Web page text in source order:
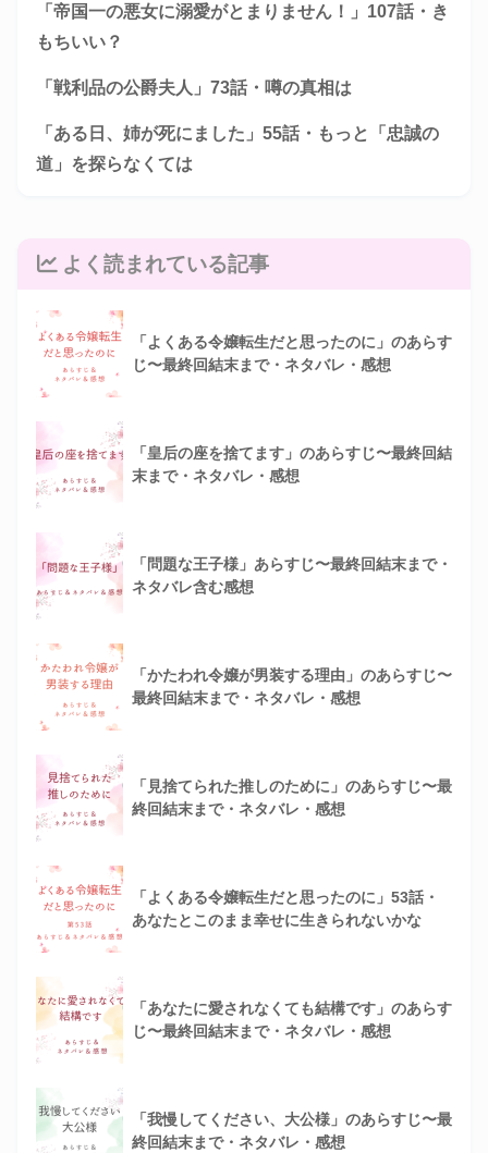
「帝国一の悪女に溺愛がとまりません！」107話・き
もちいい？
「戦利品の公爵夫人」73話・噂の真相は
「ある日、姉が死にました」55話・もっと「忠誠の
道」を探らなくては
よく読まれている記事
「よくある令嬢転生だと思ったのに」のあらす
じ〜最終回結末まで・ネタバレ・感想
「皇后の座を捨てます」のあらすじ〜最終回結
末まで・ネタバレ・感想
「問題な王子様」あらすじ〜最終回結末まで・
ネタバレ含む感想
「かたわれ令嬢が男装する理由」のあらすじ〜
最終回結末まで・ネタバレ・感想
「見捨てられた推しのために」のあらすじ〜最
終回結末まで・ネタバレ・感想
「よくある令嬢転生だと思ったのに」53話・
あなたとこのまま幸せに生きられないかな
「あなたに愛されなくても結構です」のあらす
じ〜最終回結末まで・ネタバレ・感想
「我慢してください、大公様」のあらすじ〜最
終回結末まで・ネタバレ・感想